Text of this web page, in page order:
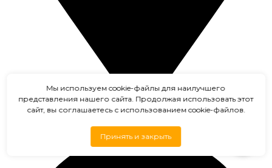
Мы используем cookie-файлы для наилучшего
представления нашего сайта. Продолжая использовать этот
сайт, вы соглашаетесь с использованием cookie-файлов.
Принять и закрыть